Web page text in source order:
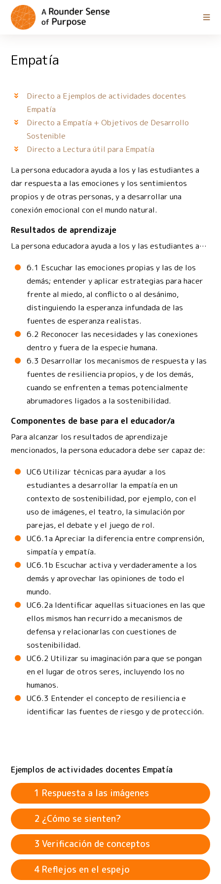
Empatía
Directo a Ejemplos de actividades docentes
Empatía
Directo a Empatía + Objetivos de Desarrollo
Sostenible
Directo a Lectura útil para Empatía
La persona educadora ayuda a los y las estudiantes a
dar respuesta a las emociones y los sentimientos
propios y de otras personas, y a desarrollar una
conexión emocional con el mundo natural.
Resultados de aprendizaje
La persona educadora ayuda a los y las estudiantes a…
6.1 Escuchar las emociones propias y las de los
demás; entender y aplicar estrategias para hacer
frente al miedo, al conflicto o al desánimo,
distinguiendo la esperanza infundada de las
fuentes de esperanza realistas.
6.2 Reconocer las necesidades y las conexiones
dentro y fuera de la especie humana.
6.3 Desarrollar los mecanismos de respuesta y las
fuentes de resiliencia propios, y de los demás,
cuando se enfrenten a temas potencialmente
abrumadores ligados a la sostenibilidad.
Componentes de base para el educador/a
Para alcanzar los resultados de aprendizaje
mencionados, la persona educadora debe ser capaz de:
UC6 Utilizar técnicas para ayudar a los
estudiantes a desarrollar la empatía en un
contexto de sostenibilidad, por ejemplo, con el
uso de imágenes, el teatro, la simulación por
parejas, el debate y el juego de rol.
UC6.1a Apreciar la diferencia entre comprensión,
simpatía y empatía.
UC6.1b Escuchar activa y verdaderamente a los
demás y aprovechar las opiniones de todo el
mundo.
UC6.2a Identificar aquellas situaciones en las que
ellos mismos han recurrido a mecanismos de
defensa y relacionarlas con cuestiones de
sostenibilidad.
UC6.2 Utilizar su imaginación para que se pongan
en el lugar de otros seres, incluyendo los no
humanos.
UC6.3 Entender el concepto de resiliencia e
identificar las fuentes de riesgo y de protección.
Ejemplos de actividades docentes Empatía
1 Respuesta a las imágenes
2 ¿Cómo se sienten?
3 Verificación de conceptos
4 Reflejos en el espejo